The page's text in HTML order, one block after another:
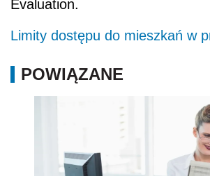
Evaluation.
Limity dostępu do mieszkań w
POWIĄZANE